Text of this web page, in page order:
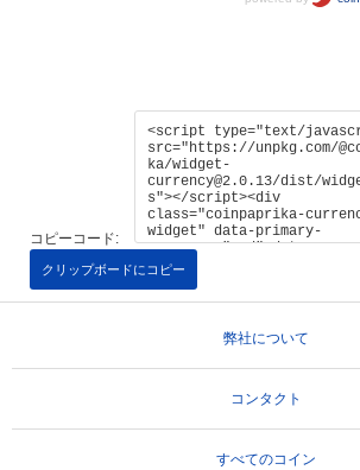
コピーコード:
クリップボードにコピー
弊社について
コンタクト
すべてのコイン